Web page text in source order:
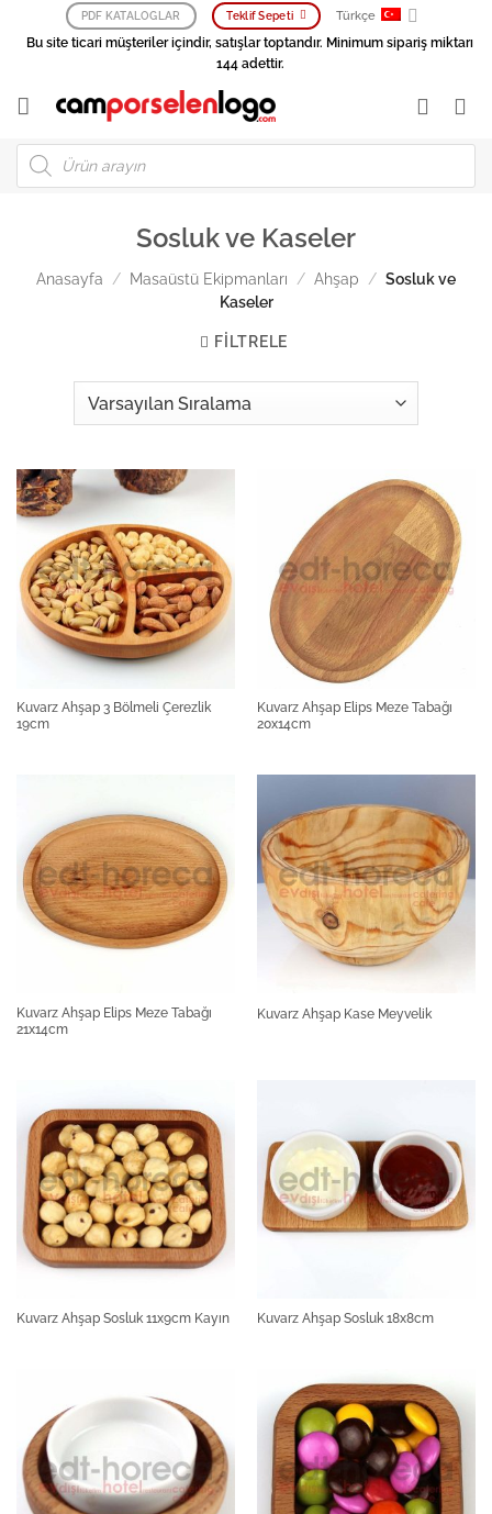
PDF KATALOGLAR Teklif Sepeti Türkçe
Bu site ticari müşteriler içindir, satışlar toptandır. Minimum sipariş miktarı
144 adettir.
Products
search
Sosluk ve Kaseler
Anasayfa / Masaüstü Ekipmanları / Ahşap / Sosluk ve
Kaseler
FILTRELE
Kuvarz Ahşap 3 Bölmeli Çerezlik
19cm
Kuvarz Ahşap Elips Meze Tabağı
20x14cm
Kuvarz Ahşap Elips Meze Tabağı
21x14cm
Kuvarz Ahşap Kase Meyvelik
Kuvarz Ahşap Sosluk 11x9cm Kayın Kuvarz Ahşap Sosluk 18x8cm